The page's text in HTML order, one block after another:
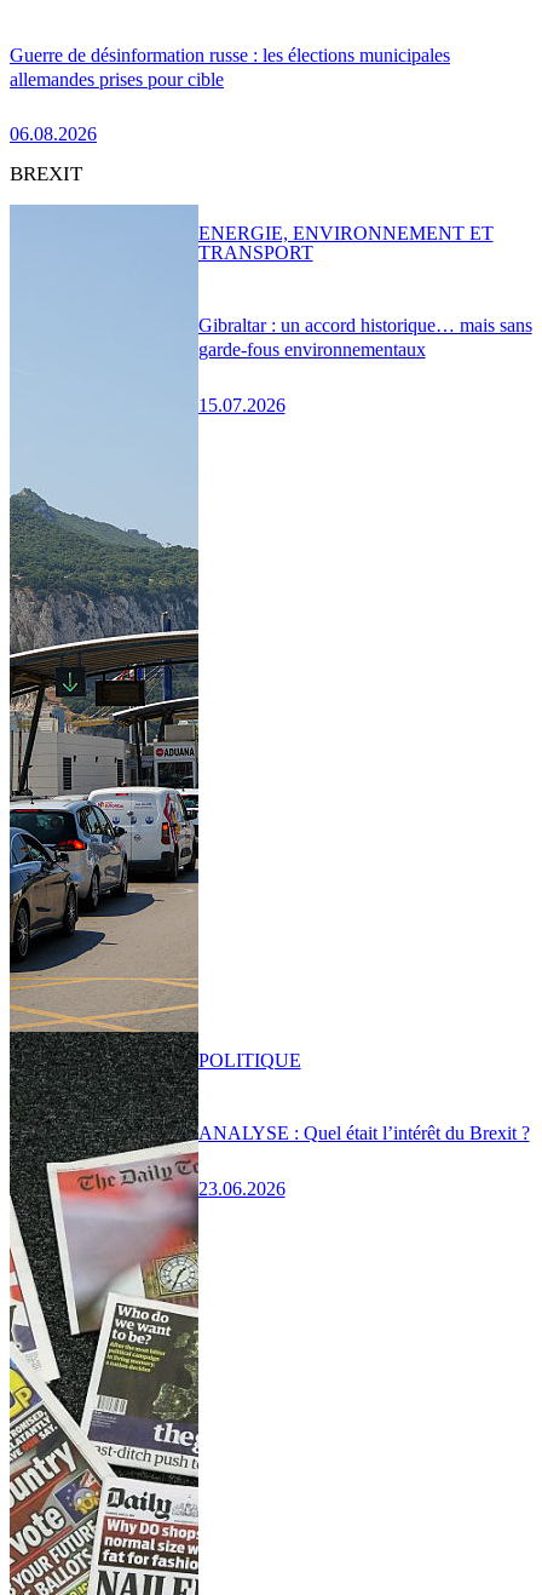
Guerre de désinformation russe : les élections municipales
allemandes prises pour cible
06.08.2026
BREXIT
Gibraltar : un accord historique… mais sans
garde-fous environnementaux
15.07.2026
ENERGIE, ENVIRONNEMENT ET
TRANSPORT
ANALYSE : Quel était l’intérêt du Brexit ?
23.06.2026
POLITIQUE